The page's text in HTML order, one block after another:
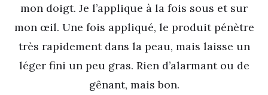
mon doigt. Je l’applique à la fois sous et sur
mon œil. Une fois appliqué, le produit pénètre
très rapidement dans la peau, mais laisse un
léger fini un peu gras. Rien d’alarmant ou de
gênant, mais bon.